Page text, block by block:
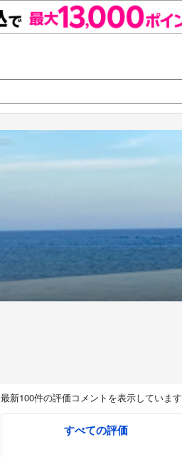
最新100件の評価コメントを表示しています
すべての評価